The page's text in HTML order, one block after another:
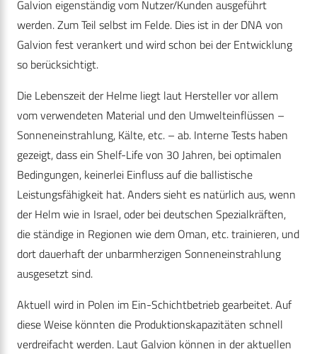
Galvion eigenständig vom Nutzer/Kunden ausgeführt
werden. Zum Teil selbst im Felde. Dies ist in der DNA von
Galvion fest verankert und wird schon bei der Entwicklung
so berücksichtigt.
Die Lebenszeit der Helme liegt laut Hersteller vor allem
vom verwendeten Material und den Umwelteinflüssen –
Sonneneinstrahlung, Kälte, etc. – ab. Interne Tests haben
gezeigt, dass ein Shelf-Life von 30 Jahren, bei optimalen
Bedingungen, keinerlei Einfluss auf die ballistische
Leistungsfähigkeit hat. Anders sieht es natürlich aus, wenn
der Helm wie in Israel, oder bei deutschen Spezialkräften,
die ständige in Regionen wie dem Oman, etc. trainieren, und
dort dauerhaft der unbarmherzigen Sonneneinstrahlung
ausgesetzt sind.
Aktuell wird in Polen im Ein-Schichtbetrieb gearbeitet. Auf
diese Weise könnten die Produktionskapazitäten schnell
verdreifacht werden. Laut Galvion können in der aktuellen